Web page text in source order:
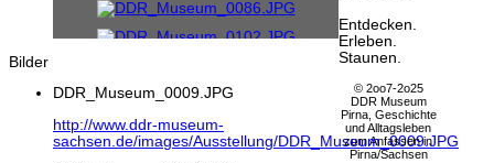
Bilder
DDR_Museum_0009.JPG
http://www.ddr-museum-
sachsen.de/images/Ausstellung/DDR_Museum_0009.JPG
Entdecken.
Erleben.
Staunen.
© 2oo7-2o25
DDR Museum
Pirna, Geschichte
und Alltagsleben
zum Anfassen in
Pirna/Sachsen